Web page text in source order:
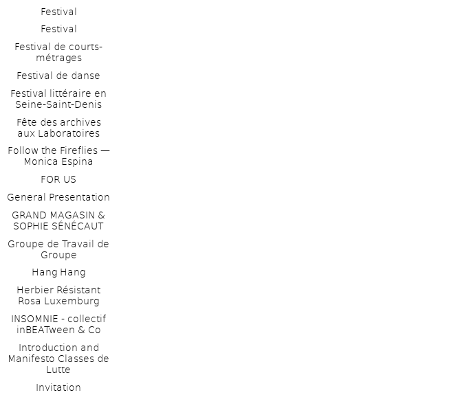
Festival
Festival
Festival de courts-
métrages
Festival de danse
Festival littéraire en
Seine-Saint-Denis
Fête des archives
aux Laboratoires
Follow the Fireflies —
Monica Espina
FOR US
General Presentation
GRAND MAGASIN &
SOPHIE SÉNÉCAUT
Groupe de Travail de
Groupe
Hang Hang
Herbier Résistant
Rosa Luxemburg
INSOMNIE - collectif
inBEATween & Co
Introduction and
Manifesto Classes de
Lutte
Invitation